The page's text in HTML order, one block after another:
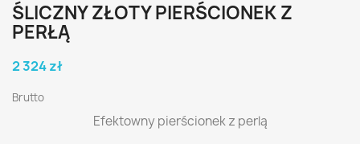
ŚLICZNY ZŁOTY PIERŚCIONEK Z
PERŁĄ
2 324 zł
Brutto
Efektowny pierścionek z perlą